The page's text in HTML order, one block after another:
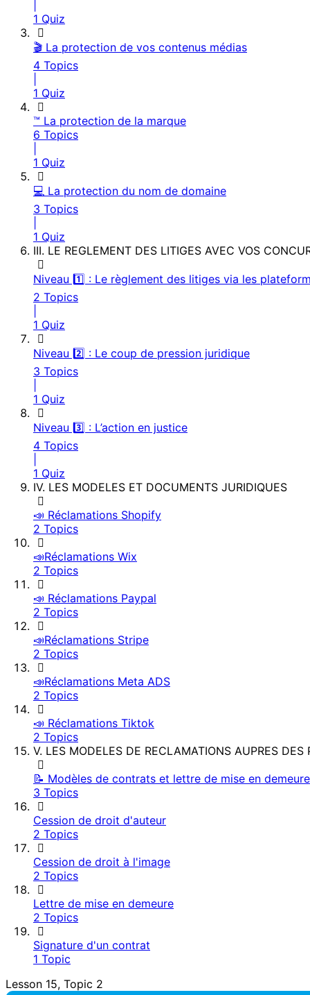
1 Quiz
🎬 La protection de vos contenus médias
4 Topics
1 Quiz
™️ La protection de la marque
6 Topics
1 Quiz
💻 La protection du nom de domaine
3 Topics
1 Quiz
III. LE REGLEMENT DES LITIGES AVEC VOS
Niveau 1️⃣ : Le règlement des litiges via les
2 Topics
1 Quiz
Niveau 2️⃣ : Le coup de pression juridique
3 Topics
1 Quiz
Niveau 3️⃣ : L’action en justice
4 Topics
1 Quiz
IV. LES MODELES ET DOCUMENTS JURIDIQUES
📣 Réclamations Shopify
2 Topics
📣Réclamations Wix
2 Topics
📣 Réclamations Paypal
2 Topics
📣Réclamations Stripe
2 Topics
📣Réclamations Meta ADS
2 Topics
📣 Réclamations Tiktok
2 Topics
V. LES MODELES DE RECLAMATIONS AUPRES DES
📝 Modèles de contrats et lettre de mise en demeure
3 Topics
Cession de droit d'auteur
2 Topics
Cession de droit à l'image
2 Topics
Lettre de mise en demeure
2 Topics
Signature d'un contrat
1 Topic
Lesson 15, Topic 2